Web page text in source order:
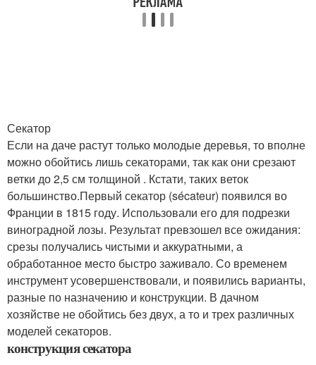
Секатор
Если на даче растут только молодые деревья, то вполне
можно обойтись лишь секаторами, так как они срезают
ветки до 2,5 см толщиной . Кстати, таких веток
большинство.Первый секатор (sécateur) появился во
Франции в 1815 году. Использовали его для подрезки
виноградной лозы. Результат превзошел все ожидания:
срезы получались чистыми и аккуратными, а
обработанное место быстро заживало. Со временем
инструмент усовершенствовали, и появились варианты,
разные по назначению и конструкции. В дачном
хозяйстве не обойтись без двух, а то и трех различных
моделей секаторов.
конструкция секатора